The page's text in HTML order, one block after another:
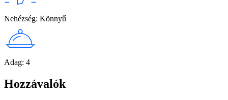
Nehézség: Könnyű
Adag: 4
Hozzávalók